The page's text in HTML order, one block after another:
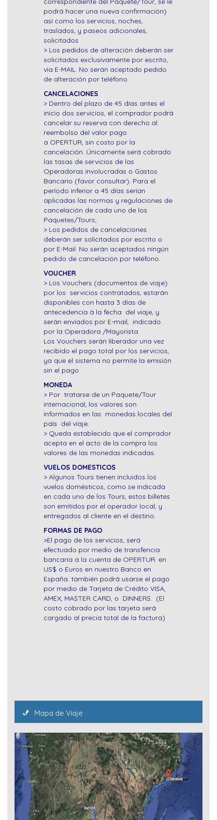
podrá hacer una nueva confirmación)
así como los servicios, noches,
traslados, y paseos adicionales,
solicitados
> Los pedidos de alteración deberán ser
solicitados exclusivamente por escrito,
via E-MAIL. No serán aceptado pedido
de alteración por teléfono.
CANCELACIONES
> Dentro del plazo de 45 días antes el
inicio dos servicios, el comprador podrá
cancelar su reserva con derecho al
reembolso del valor pago
a OPERTUR, sin costo por la
cancelación. Únicamente será cobrado
las tasas de servicios de las
Operadoras involucradas o Gastos
Bancario (favor consultar). Para el
período inferior a 45 días serían
aplicadas las normas y regulaciones de
cancelación de cada uno de los
Paquetes/Tours;
> Los pedidos de cancelaciones
deberán ser solicitados por escrito o
por E-Mail. No serán aceptados ningún
pedido de cancelación por teléfono.
VOUCHER
> Los Vouchers (documentos de viaje)
por los servicios contratados, estarán
disponibles con hasta 3 días de
antecedencia à la fecha del viaje, y
serán enviados por E-mail, indicado
por la Operadora /Mayorista.
Los Vouchers serán liberador una vez
recibido el pago total por los servicios,
ya que el sistema no permite la emisión
sin el pago
MONEDA
> Por tratarse de un Paquete/Tour
internacional, los valores son
informados en las monedas locales del
país del viaje.
> Queda establecido que el comprador
acepta en el acto de la compra los
valores de las monedas indicadas.
VUELOS DOMESTICOS
> Algunos Tours tienen incluidos los
vuelos domésticos, como se indicada
en cada uno de los Tours, estos billetes
son emitidos por el operador local, y
entregados al cliente en el destino.
FORMAS DE PAGO
>El pago de los servicios, será
efectuado por medio de transfencia
bancaria a la cuenta de OPERTUR. en
US$ o Euros en nuestro Banco en
España. también podrá usarse el pago
por medio de Tarjeta de Crédito VISA,
AMEX, MASTER CARD, o DINNERS. (El
costo cobrado por las tarjeta será
cargado al precia total de la factura)
Mapa de Viaje